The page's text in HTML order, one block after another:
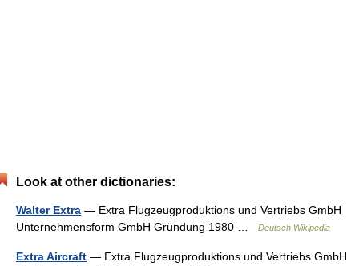
Look at other dictionaries:
Walter Extra — Extra Flugzeugproduktions und Vertriebs GmbH
Unternehmensform GmbH Gründung 1980 …
Deutsch Wikipedia
Extra Aircraft — Extra Flugzeugproduktions und Vertriebs GmbH